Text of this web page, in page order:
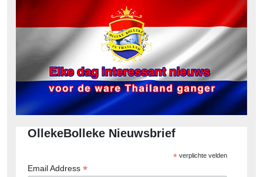
OllekeBolleke Nieuwsbrief
*verplichte velden
Email Address *